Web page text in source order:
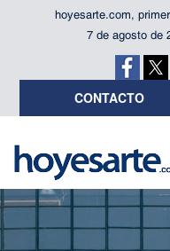
hoyesarte.com,
7 de agosto de
CONTACTO